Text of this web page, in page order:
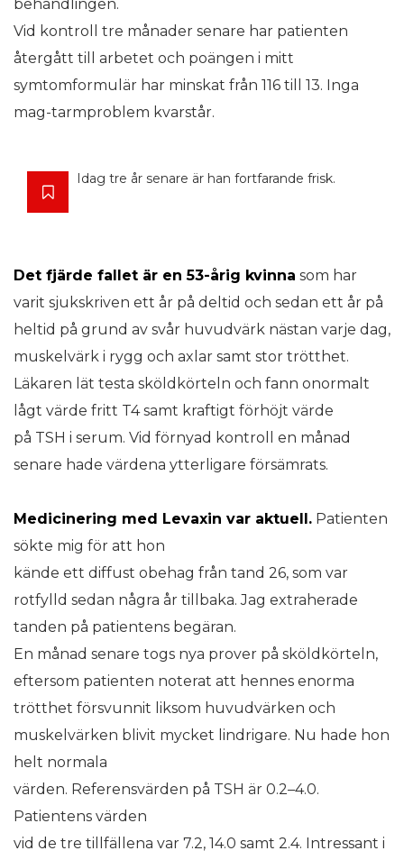
behandlingen.
Vid kontroll tre månader senare har patienten
återgått till arbetet och poängen i mitt
symtomformulär har minskat från 116 till 13. Inga
mag-tarmproblem kvarstår.
Idag tre år senare är han fortfarande frisk.
Det fjärde fallet är en 53-årig kvinna som har
varit sjukskriven ett år på deltid och sedan ett år på
heltid på grund av svår huvudvärk nästan varje dag,
muskelvärk i rygg och axlar samt stor trötthet.
Läkaren lät testa sköldkörteln och fann onormalt
lågt värde fritt T4 samt kraftigt förhöjt värde
på TSH i serum. Vid förnyad kontroll en månad
senare hade värdena ytterligare försämrats.
Medicinering med Levaxin var aktuell. Patienten
sökte mig för att hon
kände ett diffust obehag från tand 26, som var
rotfylld sedan några år tillbaka. Jag extraherade
tanden på patientens begäran.
En månad senare togs nya prover på sköldkörteln,
eftersom patienten noterat att hennes enorma
trötthet försvunnit liksom huvudvärken och
muskelvärken blivit mycket lindrigare. Nu hade hon
helt normala
värden. Referensvärden på TSH är 0.2–4.0.
Patientens värden
vid de tre tillfällena var 7.2, 14.0 samt 2.4. Intressant i